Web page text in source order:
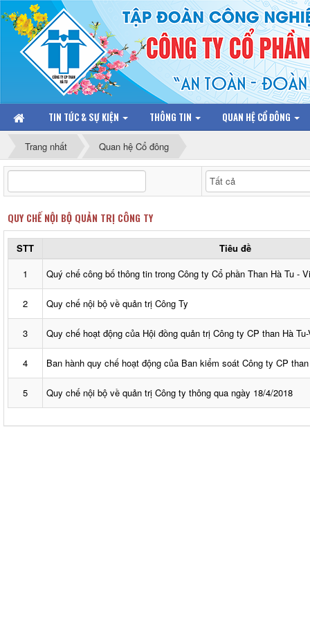
TIN TỨC & SỰ KIỆN THÔNG TIN QUAN HỆ CỔ ĐÔNG
Trang nhất Quan hệ Cổ đông
QUY CHẾ NỘI BỘ QUẢN TRỊ CÔNG TY
STT
Tiêu đề
1
Quý chế công bố thông tin trong Công ty Cổ phần Than Hà Tu -
2 Quy chế nội bộ về quản trị Công Ty
3 Quy chế hoạt động của Hội đồng quản trị Công ty CP than Hà
4 Ban hành quy chế hoạt động của Ban kiểm soát Công ty CP
5 Quy chế nội bộ về quản trị Công ty thông qua ngày 18/4/2018